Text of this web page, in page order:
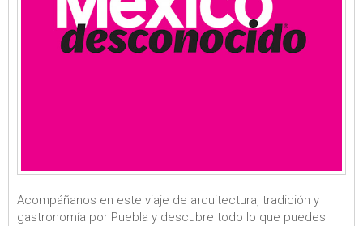
Acompáñanos en este viaje de arquitectura, tradición y
gastronomía por Puebla y descubre todo lo que puedes